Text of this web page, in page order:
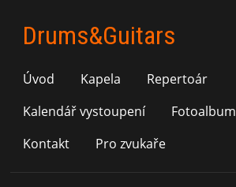
Drums&Guitars
Úvod Kapela
Repertoár
Kalendář vystoupení
Fotoalbum
Kontakt
Pro zvukaře